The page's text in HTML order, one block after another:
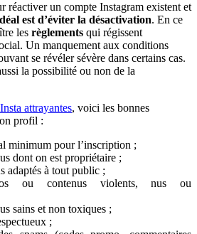
réactiver un compte Instagram existent et
déal est d’éviter la désactivation. En ce
les règlements qui régissent
Un manquement aux conditions
se révéler sévère dans certains cas.
la possibilité ou non de la
attrayantes, voici les bonnes
profil :
minimum pour l’inscription ;
dont on est propriétaire ;
adaptés à tout public ;
ou contenus violents, nus ou
sains et non toxiques ;
;